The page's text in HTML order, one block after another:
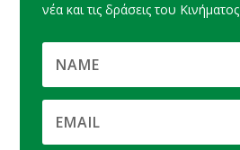
νέα και τις δράσεις του Κινήματος